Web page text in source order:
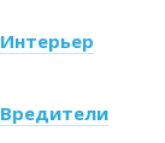
Интерьер
Вредители